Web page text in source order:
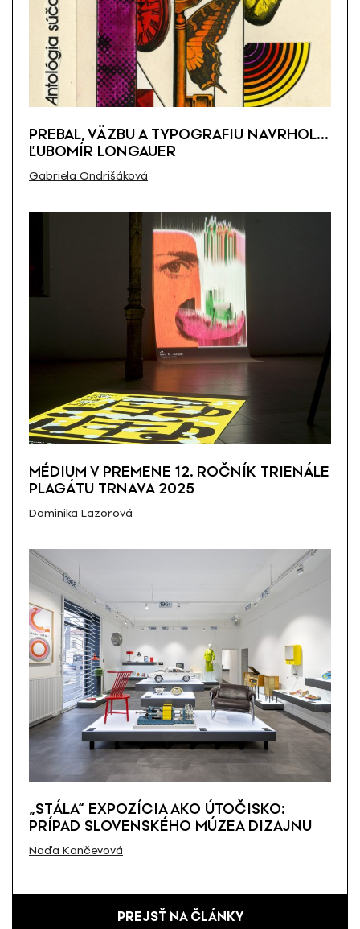
PREBAL, VÄZBU A TYPOGRAFIU NAVRHOL…
ĽUBOMÍR LONGAUER
Gabriela Ondrišáková
MÉDIUM V PREMENE 12. ROČNÍK TRIENÁLE
PLAGÁTU TRNAVA 2025
Dominika Lazorová
„STÁLA“ EXPOZÍCIA AKO ÚTOČISKO:
PRÍPAD SLOVENSKÉHO MÚZEA DIZAJNU
Naďa Kančevová
PREJSŤ NA ČLÁNKY